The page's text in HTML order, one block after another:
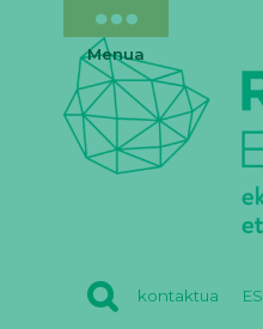
kontaktua ES
Menua